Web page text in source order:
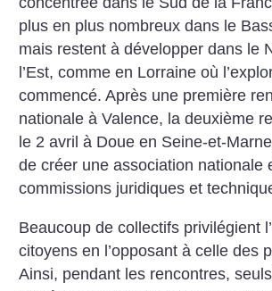
plus en plus nombreux dans le
mais restent à développer dans le
l’Est, comme en Lorraine où
commencé. Après une première
nationale à Valence, la deuxième
le 2 avril à Doue en Seine-et-
de créer une association nationale
commissions juridiques et
Beaucoup de collectifs privilégient
citoyens en l’opposant à celle des
Ainsi, pendant les rencontres,